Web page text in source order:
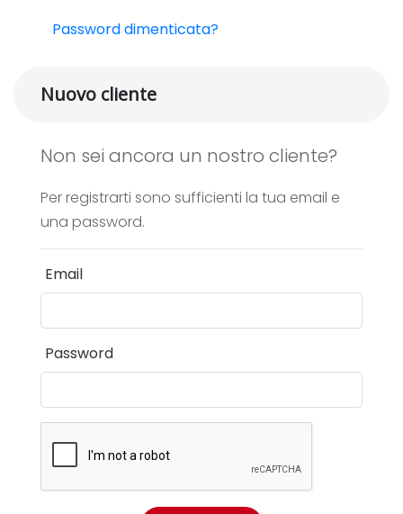
Password dimenticata?
Nuovo cliente
Non sei ancora un nostro cliente?
Per registrarti sono sufficienti la tua email e
una password.
Email
Password